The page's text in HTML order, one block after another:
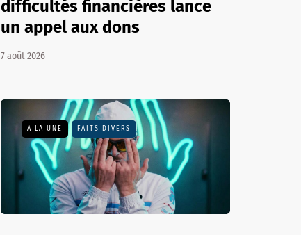
difficultés financières lance
un appel aux dons
7 août 2026
A LA UNE FAITS DIVERS